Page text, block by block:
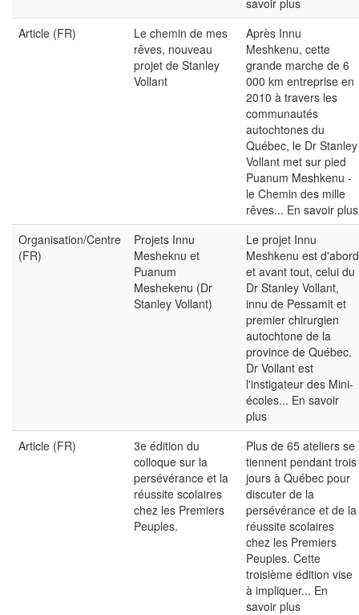
savoir plus
Article (FR)
Le chemin de mes
rêves, nouveau
projet de Stanley
Vollant
Après Innu
Meshkenu, cette
grande marche de 6
000 km entreprise en
2010 à travers les
communautés
autochtones du
Québec, le Dr Stanley
Vollant met sur pied
Puanum Meshkenu -
le Chemin des mille
rêves... En savoir plus
Organisation/Centre
(FR)
Projets Innu
Mesheknu et
Puanum
Meshekenu (Dr
Stanley Vollant)
Le projet Innu
Meshkenu est d'abord
et avant tout, celui du
Dr Stanley Vollant,
innu de Pessamit et
premier chirurgien
autochtone de la
province de Québec.
Dr Vollant est
l'instigateur des Mini-
écoles... En savoir
plus
Article (FR)
3e édition du
colloque sur la
persévérance et la
réussite scolaires
chez les Premiers
Peuples.
Plus de 65 ateliers se
tiennent pendant trois
jours à Québec pour
discuter de la
persévérance et de la
réussite scolaires
chez les Premiers
Peuples. Cette
troisième édition vise
à impliquer... En
savoir plus